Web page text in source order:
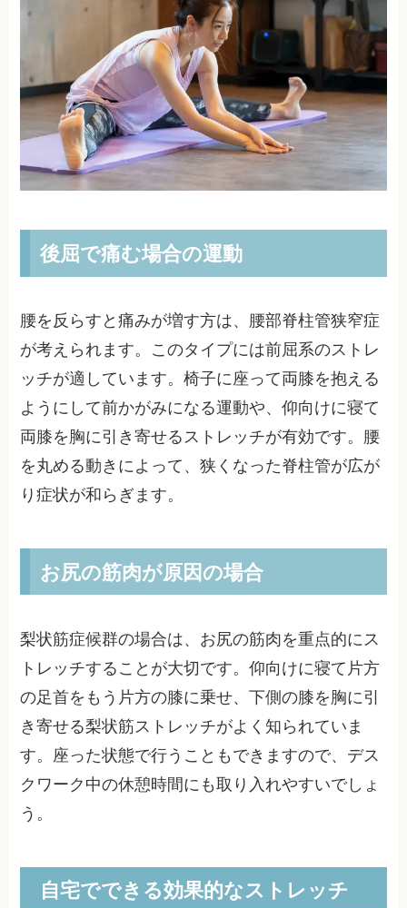
後屈で痛む場合の運動
腰を反らすと痛みが増す方は、腰部脊柱管狭窄症
が考えられます。このタイプには前屈系のストレ
ッチが適しています。椅子に座って両膝を抱える
ようにして前かがみになる運動や、仰向けに寝て
両膝を胸に引き寄せるストレッチが有効です。腰
を丸める動きによって、狭くなった脊柱管が広が
り症状が和らぎます。
お尻の筋肉が原因の場合
梨状筋症候群の場合は、お尻の筋肉を重点的にス
トレッチすることが大切です。仰向けに寝て片方
の足首をもう片方の膝に乗せ、下側の膝を胸に引
き寄せる梨状筋ストレッチがよく知られていま
す。座った状態で行うこともできますので、デス
クワーク中の休憩時間にも取り入れやすいでしょ
う。
自宅でできる効果的なストレッチ